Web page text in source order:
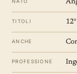
TITOLI
ANCHE
PROFESSIONE